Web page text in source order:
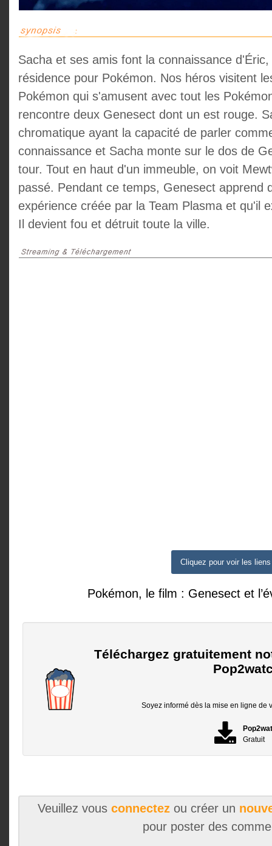
Sacha et ses amis font la connaissance
résidence pour Pokémon. Nos héros visitent
Pokémon qui s'amusent avec tout les
rencontre deux Genesect dont un est rouge.
chromatique ayant la capacité de parler
connaissance et Sacha monte sur le dos de
tour. Tout en haut d'un immeuble, on voit
passé. Pendant ce temps, Genesect apprend
expérience créée par la Team Plasma et qu'il
Il devient fou et détruit toute la ville.
Cliquez pour voir les liens
Pokémon, le film : Genesect et
Téléchargez gratuitement
Soyez informé dès la mise en ligne de
Gratuit
Veuillez vous connectezou créer un
pour poster des